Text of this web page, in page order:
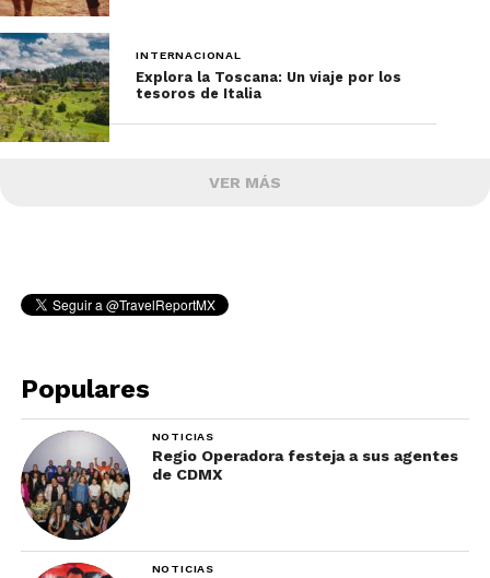
INTERNACIONAL
Explora la Toscana: Un viaje por los
tesoros de Italia
VER MÁS
Populares
NOTICIAS
Regio Operadora festeja a sus agentes
de CDMX
NOTICIAS